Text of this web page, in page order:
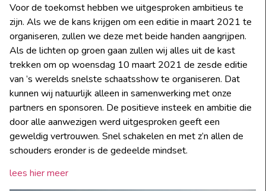
Voor de toekomst hebben we uitgesproken ambitieus te
zijn. Als we de kans krijgen om een editie in maart 2021 te
organiseren, zullen we deze met beide handen aangrijpen.
Als de lichten op groen gaan zullen wij alles uit de kast
trekken om op woensdag 10 maart 2021 de zesde editie
van ’s werelds snelste schaatsshow te organiseren. Dat
kunnen wij natuurlijk alleen in samenwerking met onze
partners en sponsoren. De positieve insteek en ambitie die
door alle aanwezigen werd uitgesproken geeft een
geweldig vertrouwen. Snel schakelen en met z’n allen de
schouders eronder is de gedeelde mindset.
lees hier meer